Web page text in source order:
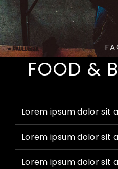
FOOD &
Lorem ipsum dolor sit
Lorem ipsum dolor sit
Lorem ipsum dolor sit